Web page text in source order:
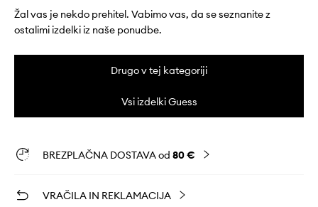
Žal vas je nekdo prehitel. Vabimo vas, da se seznanite z
ostalimi izdelki iz naše ponudbe.
Drugo v tej kategoriji
Vsi izdelki Guess
BREZPLAČNA DOSTAVA od 80 €
VRAČILA IN REKLAMACIJA